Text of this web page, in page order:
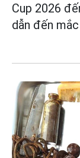
Cup 2026
dẫn đến